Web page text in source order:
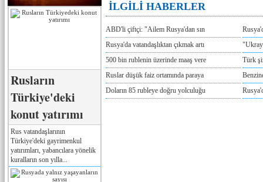
Rusların
Türkiye'deki
konut yatırımı
Rus vatandaşlarının
Türkiye'deki gayrimenkul
yatırımları, yabancılara yönelik
kuralların son yılla...
İLGİLİ HABERLER
ABD'li çiftçi: "Ailem Rusya'dan sın
Rusya'da vatandaşlıktan çıkmak artı
500 bin rublenin üzerinde maaş vere
Türk
Ruslar düşük faiz ortamında paraya
Doların 85 rubleye doğru yolculuğu